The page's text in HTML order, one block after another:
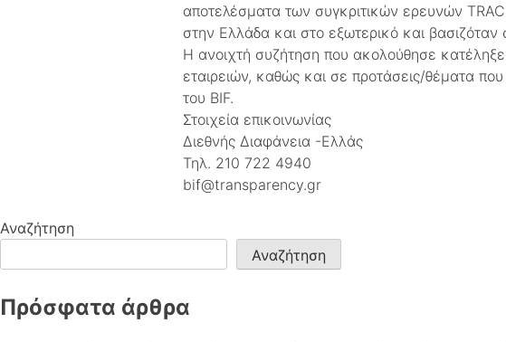
αποτελέσματα των συγκριτικών ερευνών
στην Ελλάδα και στο εξωτερικό και
Η ανοιχτή συζήτηση που ακολούθησε
εταιρειών, καθώς και σε προτάσεις/θέματα
του BIF.
Στοιχεία επικοινωνίας
Διεθνής Διαφάνεια -Ελλάς
Τηλ. 210 722 4940
bif@transparency.gr
Αναζήτηση
Αναζήτηση
Πρόσφατα άρθρα